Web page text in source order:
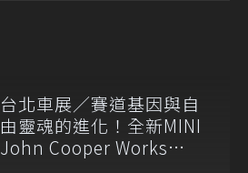
台北車展／賽道基因與自
由靈魂的進化！全新MINI
John Cooper Works